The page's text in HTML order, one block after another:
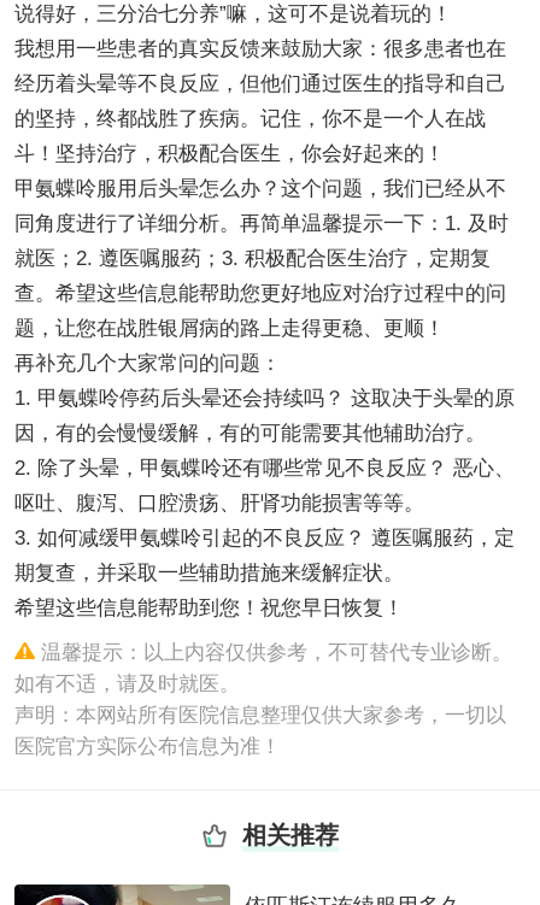
说得好，三分治七分养”嘛，这可不是说着玩的！
我想用一些患者的真实反馈来鼓励大家：很多患者也在
经历着头晕等不良反应，但他们通过医生的指导和自己
的坚持，终都战胜了疾病。记住，你不是一个人在战
斗！坚持治疗，积极配合医生，你会好起来的！
甲氨蝶呤服用后头晕怎么办？这个问题，我们已经从不
同角度进行了详细分析。再简单温馨提示一下：1. 及时
就医；2. 遵医嘱服药；3. 积极配合医生治疗，定期复
查。希望这些信息能帮助您更好地应对治疗过程中的问
题，让您在战胜银屑病的路上走得更稳、更顺！
再补充几个大家常问的问题：
1. 甲氨蝶呤停药后头晕还会持续吗？ 这取决于头晕的原
因，有的会慢慢缓解，有的可能需要其他辅助治疗。
2. 除了头晕，甲氨蝶呤还有哪些常见不良反应？ 恶心、
呕吐、腹泻、口腔溃疡、肝肾功能损害等等。
3. 如何减缓甲氨蝶呤引起的不良反应？ 遵医嘱服药，定
期复查，并采取一些辅助措施来缓解症状。
希望这些信息能帮助到您！祝您早日恢复！
温馨提示：以上内容仅供参考，不可替代专业诊断。
如有不适，请及时就医。
声明：本网站所有医院信息整理仅供大家参考，一切以
医院官方实际公布信息为准！
相关推荐